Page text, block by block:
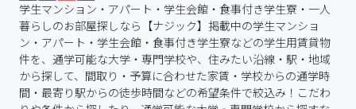
学生マンション・アパート・学生会館・食事付き学生寮・一人
暮らしのお部屋探しなら【ナジック】掲載中の学生マンショ
ン・アパート・学生会館・食事付き学生寮などの学生用賃貸物
件を、通学可能な大学・専門学校や、住みたい沿線・駅・地域
から探して、間取り・予算に合わせた家賃・学校からの通学時
間・最寄り駅からの徒歩時間などの希望条件で絞込み！こだわ